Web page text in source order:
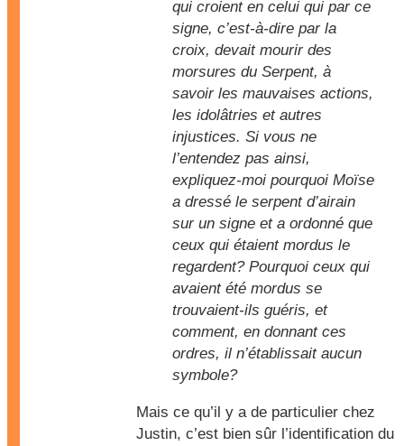
qui croient en celui qui par ce
signe, c’est-à-dire par la
croix, devait mourir des
morsures du Serpent, à
savoir les mauvaises actions,
les idolâtries et autres
injustices. Si vous ne
l’entendez pas ainsi,
expliquez-moi pourquoi Moïse
a dressé le serpent d’airain
sur un signe et a ordonné que
ceux qui étaient mordus le
regardent? Pourquoi ceux qui
avaient été mordus se
trouvaient-ils guéris, et
comment, en donnant ces
ordres, il n’établissait aucun
symbole?
Mais ce qu’il y a de particulier chez
Justin, c’est bien sûr l’identification du